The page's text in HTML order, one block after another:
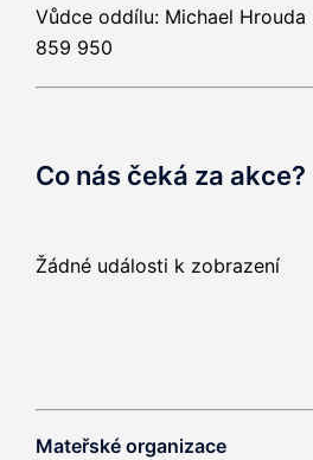
Vůdce oddílu: Michael
859 950
Co nás čeká za akce?
Žádné události k zobrazení
Mateřské organizace